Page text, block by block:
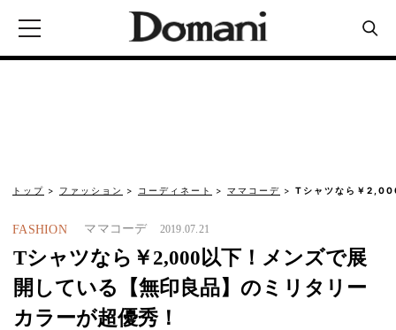
トップ ファッション コーディネート ママコーデ Tシャツなら￥
FASHION ママコーデ 2019.07.21
Tシャツなら￥2,000以下！メンズで展
開している【無印良品】のミリタリー
カラーが超優秀！